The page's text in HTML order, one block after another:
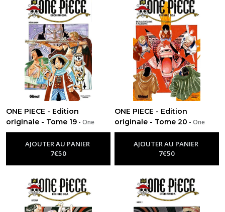
ONE PIECE - Edition
originale - Tome 19 - One
Piece
AJOUTER AU PANIER
7€50
ONE PIECE - Edition
originale - Tome 20 -One
Piece
AJOUTER AU PANIER
7€50